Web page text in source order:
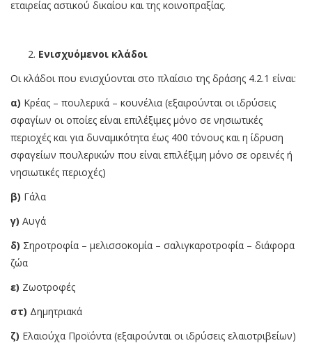
εταιρείας αστικού δικαίου και της κοινοπραξίας.
Ενισχυόμενοι κλάδοι
Οι κλάδοι που ενισχύονται στο πλαίσιο της δράσης 4.2.1 είναι:
α) Κρέας – πουλερικά – κουνέλια (εξαιρούνται οι ιδρύσεις
σφαγίων οι οποίες είναι επιλέξιμες μόνο σε νησιωτικές
περιοχές και για δυναμικότητα έως 400 τόνους και η ίδρυση
σφαγείων πουλερικών που είναι επιλέξιμη μόνο σε ορεινές ή
νησιωτικές περιοχές)
β) Γάλα
γ) Αυγά
δ) Σηροτροφία – μελισσοκομία – σαλιγκαροτροφία – διάφορα
ζώα
ε) Ζωοτροφές
στ) Δημητριακά
ζ) Ελαιούχα Προϊόντα (εξαιρούνται οι ιδρύσεις ελαιοτριβείων)